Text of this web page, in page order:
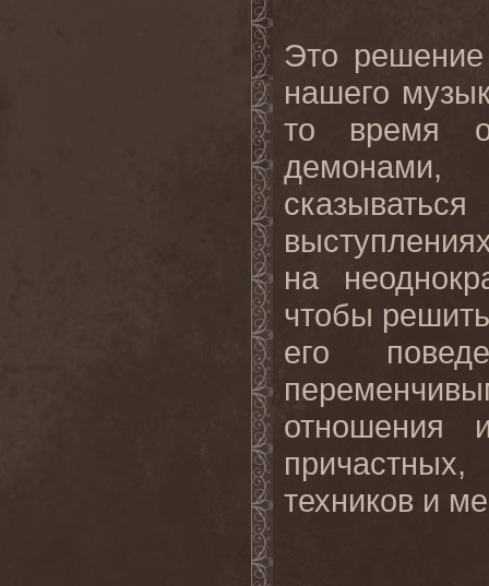
Это
нашего
то время
на
чтобы
его
отношения
техников и